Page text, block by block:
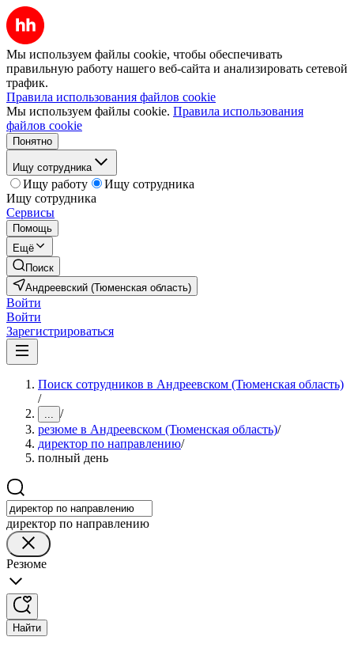
Мы используем файлы cookie, чтобы обеспечивать
правильную работу нашего веб-сайта и анализировать сетевой
трафик.
Правила использования файлов cookie
Мы используем файлы cookie. Правила использования
файлов cookie
Понятно
Ищу сотрудника
Ищу работу
Ищу сотрудника
Ищу сотрудника
Сервисы
Помощь
Ещё
Поиск
Андреевский (Тюменская область)
Войти
Войти
Зарегистрироваться
Поиск сотрудников в Андреевском (Тюменская область)
/
... /
резюме в Андреевском (Тюменская область)/
директор по направлению/
полный день
директор по направлению
Резюме
Найти